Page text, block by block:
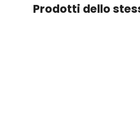
Prodotti dello